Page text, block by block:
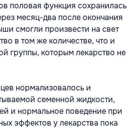
половая функция сохранилась
месяц-два после окончания
смогли произвести на свет
в том же количестве, что и
группы, которым лекарство не
нормализовалось и
семенной жидкости,
и нормальное поведение при
эффектов у лекарства пока